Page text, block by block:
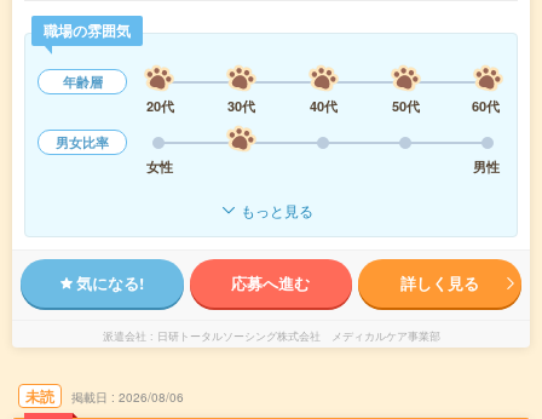
職場の雰囲気
年齢層
20代
30代 40代 50代
60代
男女比率
女性
男性
もっと見る
気になる! 応募へ進む 詳しく見る
派遣会社 日研トータルソーシング株式会社 メディカルケア事業部
未読 掲載日 2026/08/06